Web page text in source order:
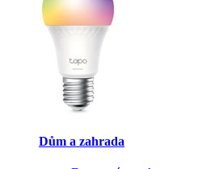
Dům a zahrada